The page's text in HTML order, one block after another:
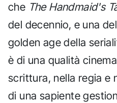
che The Handmaid's
del decennio, e una
golden age della
è di una qualità
scrittura, nella regia e
di una sapiente